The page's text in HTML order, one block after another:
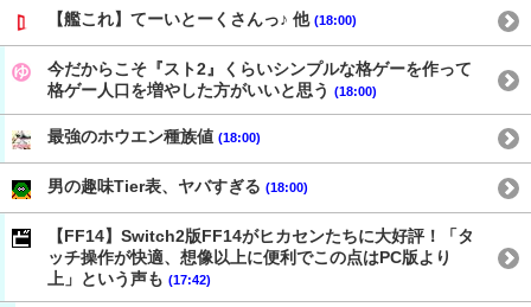
【艦これ】てーいとーくさんっ♪ 他 (18:00)
今だからこそ『スト2』くらいシンプルな格ゲーを作って
格ゲー人口を増やした方がいいと思う (18:00)
最強のホウエン種族値 (18:00)
男の趣味Tier表、ヤバすぎる (18:00)
【FF14】Switch2版FF14がヒカセンたちに大好評！「タ
ッチ操作が快適、想像以上に便利でこの点はPC版より
上」という声も (17:42)